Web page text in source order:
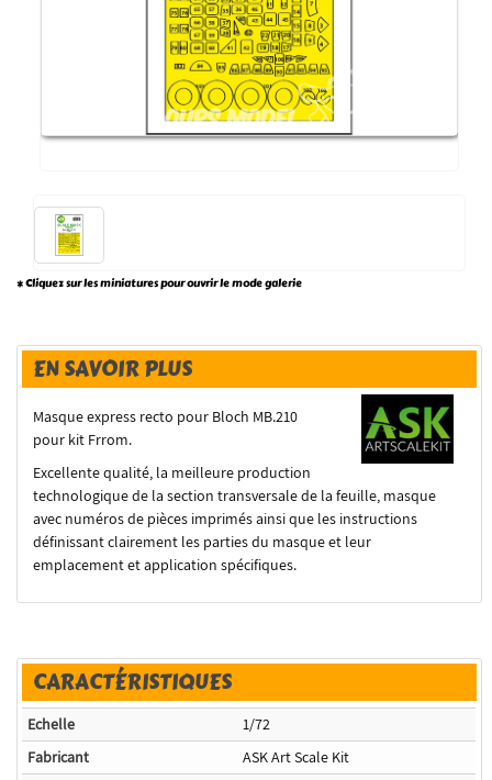
* Cliquez sur les miniatures pour ouvrir le mode galerie
EN SAVOIR PLUS
Masque express recto pour Bloch MB.210
pour kit Frrom.
Excellente qualité, la meilleure production
technologique de la section transversale de la feuille, masque
avec numéros de pièces imprimés ainsi que les instructions
définissant clairement les parties du masque et leur
emplacement et application spécifiques.
CARACTÉRISTIQUES
Echelle
1/72
Fabricant
ASK Art Scale Kit